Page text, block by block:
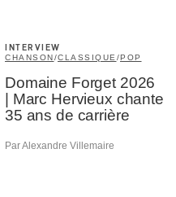
INTERVIEW
CHANSON /CLASSIQUE/POP
Domaine Forget 2026
| Marc Hervieux chante
35 ans de carrière
Par Alexandre Villemaire